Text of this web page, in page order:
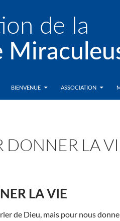
BIENVENUE ASSOCIATION
DONNER LA
LA VIE
de Dieu, mais pour nous